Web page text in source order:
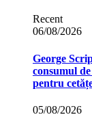
Recent
06/08/2026
George
consumul
pentru
05/08/2026